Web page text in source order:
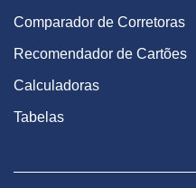
Comparador de Corretoras
Recomendador de Cartões
Calculadoras
Tabelas